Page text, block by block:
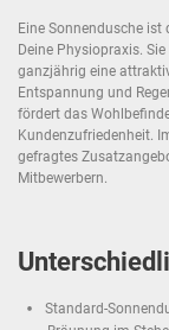
Eine Sonnendusche
Deine Physiopraxis.
ganzjährig eine
Entspannung und
fördert das
Kundenzufriedenheit.
gefragtes
Mitbewerbern.
Standard-